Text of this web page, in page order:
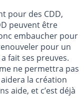
pour des CDD,
peuvent être
embaucher pour
pour un
fait ses preuves.
ne permettra pas
la création
aide, et c’est déjà